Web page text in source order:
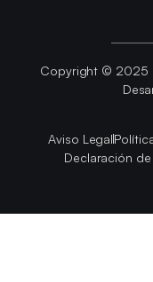
Copyright © 2025
Aviso Legal
Declaración